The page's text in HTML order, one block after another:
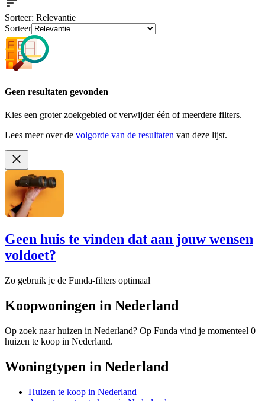
Sorteer: Relevantie
Sorteer
Geen resultaten gevonden
Kies een groter zoekgebied of verwijder één of meerdere filters.
Lees meer over de volgorde van de resultaten van deze lijst.
Geen huis te vinden dat aan jouw wensen
voldoet?
Zo gebruik je de Funda-filters optimaal
Koopwoningen in Nederland
Op zoek naar huizen in Nederland? Op Funda vind je momenteel 0
huizen te koop in Nederland.
Woningtypen in Nederland
Huizen te koop in Nederland